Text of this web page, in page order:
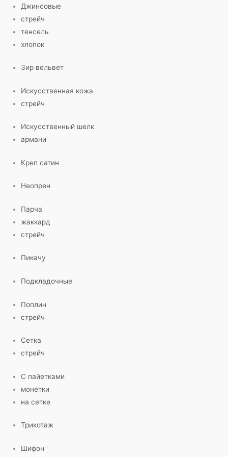
Джинсовые
стрейч
тенсель
хлопок
Зир вельвет
Искусственная кожа
стрейч
Искусственный шелк
армани
Креп сатин
Неопрен
Парча
жаккард
стрейч
Пикачу
Подкладочные
Поплин
стрейч
Сетка
стрейч
С пайетками
монетки
на сетке
Трикотаж
Шифон